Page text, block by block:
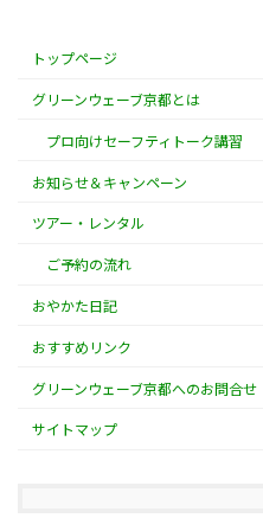
トップページ
グリーンウェーブ京都とは
プロ向けセーフティトーク講習
お知らせ＆キャンペーン
ツアー・レンタル
ご予約の流れ
おやかた日記
おすすめリンク
グリーンウェーブ京都へのお問合せ
サイトマップ